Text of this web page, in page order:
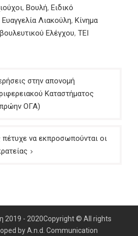
, Βουλή, Ειδικό
Ευαγγελία Λιακούλη, Κίνημα
Ελέγχου, ΤΕΙ
στην απονομή
Καταστήματος
ΟΓΑ)
να εκπροσωπούνται οι
2019 - 2020Copyright © All rights
by A.n.d. Communication